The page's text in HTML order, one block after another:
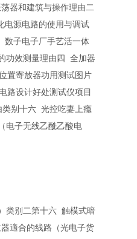
器和建筑与操作理由二
源电路的使用与调试
数子电子厂手艺活一体
功效测量理由四 全加器
置寄放器功用测试图片
路设计好处测试仪项目
别十六 光控吃妻上瘾
电子无线乙酰乙酸电
类别二第十六 触模式暗
適合的线路（光电子货